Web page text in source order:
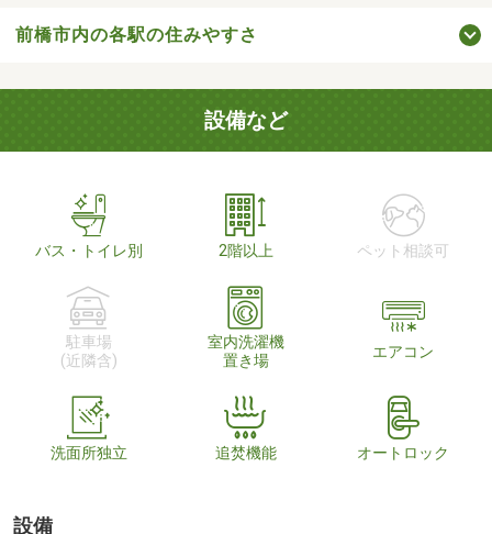
前橋市内の各駅の住みやすさ
設備など
バス・トイレ別 2階以上 ペット相談可
駐車場
(近隣含)
室内洗濯機
置き場
エアコン
洗面所独立 追焚機能 オートロック
設備